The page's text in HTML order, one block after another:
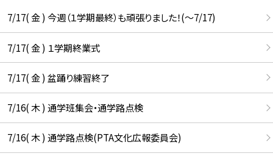
7/17( 金 ) 今週（１学期最終）も頑張りました！(〜7/17)
7/17( 金 ) １学期終業式
7/17( 金 ) 盆踊り練習終了
7/16( 木 ) 通学班集会・通学路点検
7/16( 木 ) 通学路点検(PTA文化広報委員会)